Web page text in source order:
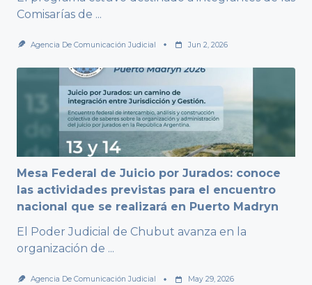
Comisarías de ...
Agencia De Comunicación Judicial Jun 2, 2026
Mesa Federal de Juicio por Jurados: conoce
las actividades previstas para el encuentro
nacional que se realizará en Puerto Madryn
El Poder Judicial de Chubut avanza en la
organización de ...
Agencia De Comunicación Judicial May 29, 2026